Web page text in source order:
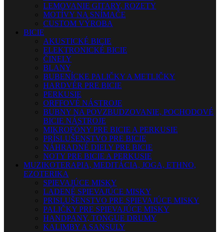
LEMOVANIE GITARY, ROZETY
MOTÍVY NA SNÍMAČE
CUSTOM VÝROBA
BICIE
AKUSTICKÉ BICIE
ELEKTRONICKÉ BICIE
ČINELY
BLANY
BUBENÍCKE PALIČKY A METLIČKY
HARDVÉR PRE BICIE
PERKUSIE
ORFFOVÉ NÁSTROJE
BUBNY NA POVZBUDZOVANIE, POCHODOVÉ
BICIE NÁSTROJE
MIKROFÓNY PRE BICIE A PERKUSIE
PRÍSLUŠENSTVO PRE BICIE
NÁHRADNÉ DIELY PRE BICIE
NOTY PRE BICIE A PERKUSIE
MUZIKOTERAPIA, MEDITÁCIA, JOGA, ETHNO,
EZOTERIKA
SPIEVAJÚCE MISKY
LADENÉ SPIEVAJÚCE MISKY
PRISLUŠENSTVO PRE SPIEVAJÚCE MISKY
PALIČKY PRE SPIEVAJÚCE MISKY
HANDPANY, TONGUE DRUMY
KALIMBY A SANSULY